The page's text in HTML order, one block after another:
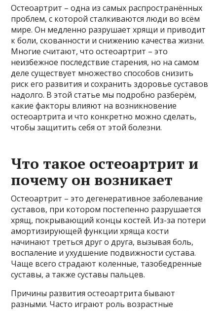
Остеоартрит – одна из самых распространённых
проблем, с которой сталкиваются люди во всём
мире. Он медленно разрушает хрящи и приводит
к боли, скованности и снижению качества жизни.
Многие считают, что остеоартрит – это
неизбежное последствие старения, но на самом
деле существует множество способов снизить
риск его развития и сохранить здоровье суставов
надолго. В этой статье мы подробно разберём,
какие факторы влияют на возникновение
остеоартрита и что конкретно можно сделать,
чтобы защитить себя от этой болезни.
Что такое остеоартрит и
почему он возникает
Остеоартрит – это дегенеративное заболевание
суставов, при котором постепенно разрушается
хрящ, покрывающий концы костей. Из-за потери
амортизирующей функции хряща кости
начинают треться друг о друга, вызывая боль,
воспаление и ухудшение подвижности сустава.
Чаще всего страдают коленные, тазобедренные
суставы, а также суставы пальцев.
Причины развития остеоартрита бывают
разными. Часто играют роль возрастные